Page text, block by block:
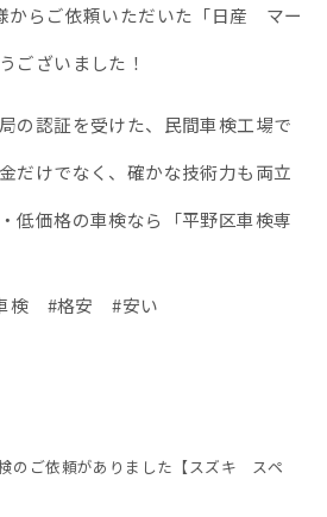
からご依頼いただいた「日産 マー
ございました！
の認証を受けた、民間車検工場で
だけでなく、確かな技術力も両立
低価格の車検なら「平野区車検専
検 #格安 #安い
のご依頼がありました【スズキ スペ